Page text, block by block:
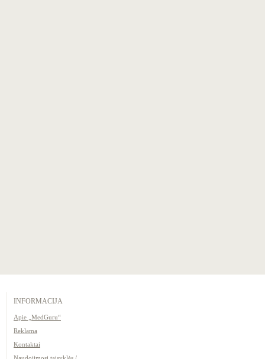
INFORMACIJA
Apie „MedGuru“
Reklama
Kontaktai